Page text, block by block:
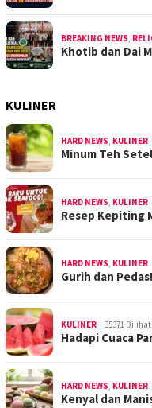
BREAKING NEWS,
Khotib dan Dai
KULINER
HARD NEWS, KULINER
Minum Teh
HARD NEWS, KULINER
Resep Kepiting
HARD NEWS, KULINER
Gurih dan
KULINER 35371 Dilihat
Hadapi Cuaca
HARD NEWS, KULINER
Kenyal dan